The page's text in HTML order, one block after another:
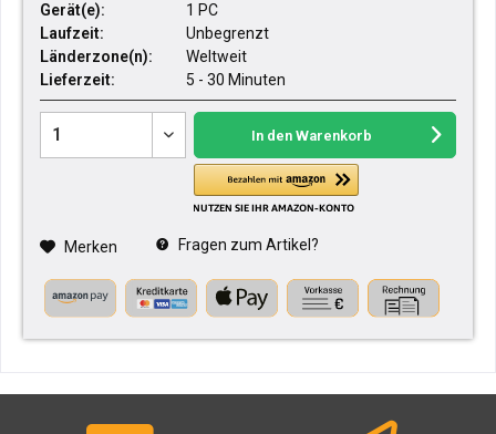
Gerät(e):
1 PC
Laufzeit:
Unbegrenzt
Länderzone(n):
Weltweit
Lieferzeit:
5 - 30 Minuten
In den Warenkorb
Merken Fragen zum Artikel?